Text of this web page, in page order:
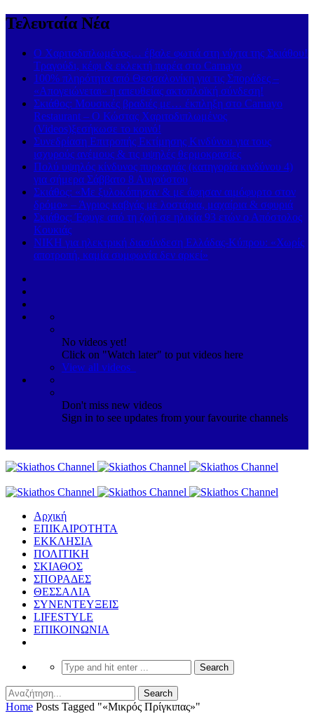
Τελευταία Νέα
Ο Χαριτοδιπλωμένος… έβαλε φωτιά στη νύχτα της Σκιάθου!
Τραγούδι, κέφι & εκλεκτή παρέα στο Carnayo
100% πληρότητα από Θεσσαλονίκη για τις Σποράδες –
«Απογειώνεται» η απευθείας ακτοπλοϊκή σύνδεση!
Σκιάθος: Μουσικές βραδιές με… έκπληξη στο Carnayo
Restaurant – Ο Κώστας Χαριτοδιπλωμένος
(Videos)ξεσήκωσε το κοινό!
Συνεδρίαση Επιτροπής Εκτίμησης Κινδύνου για τους
ισχυρούς ανέμους & τις υψηλές θερμοκρασίες
Πολύ υψηλός κίνδυνος πυρκαγιάς (κατηγορία κινδύνου 4)
για σήμερα Σάββατο 8 Αυγούστου
Σκιάθος: «Με ξυλοκόπησαν & με άφησαν αιμόφυρτο στον
δρόμο» – Άγριος καβγάς με λοστάρια, μαχαίρια & σφυριά
Σκιάθος: Έφυγε από τη ζωή σε ηλικία 93 ετών ο Απόστολος
Κουκιάς
ΝΙΚΗ για ηλεκτρική διασύνδεση Ελλάδας-Κύπρου: «Χωρίς
αποτροπή, καμία συμφωνία δεν αρκεί»
No videos yet!
Click on "Watch later" to put videos here
View all videos
Don't miss new videos
Sign in to see updates from your favourite channels
Αρχική
ΕΠΙΚΑΙΡΟΤΗΤΑ
ΕΚΚΛΗΣΙΑ
ΠΟΛΙΤΙΚΗ
ΣΚΙΑΘΟΣ
ΣΠΟΡΑΔΕΣ
ΘΕΣΣΑΛΙΑ
ΣΥΝΕΝΤΕΥΞΕΙΣ
LIFESTYLE
ΕΠΙΚΟΙΝΩΝΙΑ
Home Posts Tagged "«Μικρός Πρίγκιπας»"